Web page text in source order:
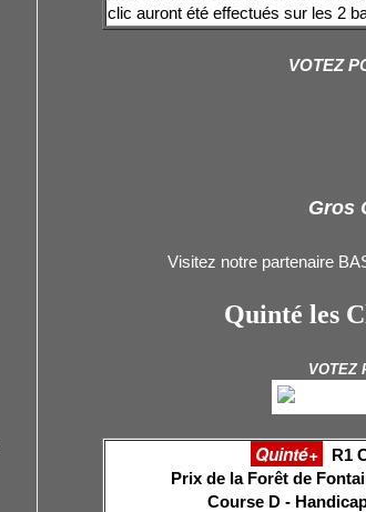
clic auront été effectués sur les 2
VOTEZ
Gros
Visitez notre partenaire
Quinté les
VOTEZ
Quinté+
R1
Prix de la Forêt de
Course D -